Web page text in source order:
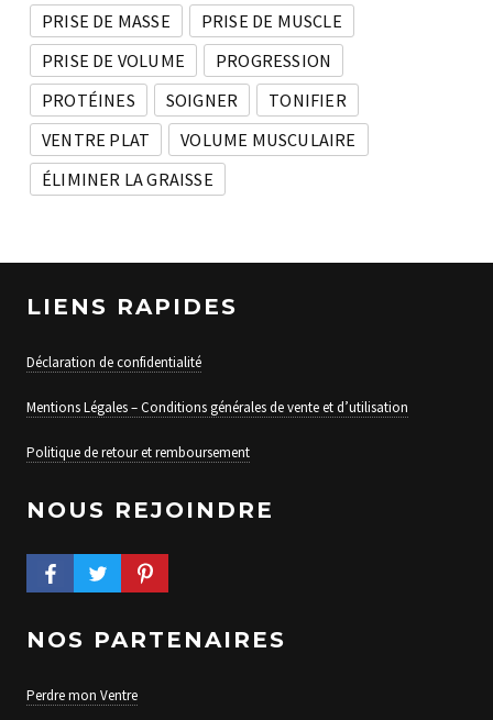
PRISE DE MASSE
PRISE DE MUSCLE
PRISE DE VOLUME
PROGRESSION
PROTÉINES
SOIGNER
TONIFIER
VENTRE PLAT
VOLUME MUSCULAIRE
ÉLIMINER LA GRAISSE
LIENS RAPIDES
Déclaration de confidentialité
Mentions Légales – Conditions générales de vente et d’utilisation
Politique de retour et remboursement
NOUS REJOINDRE
FACEBOOK PROFILE
TWITTER PROFILEPINTEREST PROFILE
NOS PARTENAIRES
Perdre mon Ventre